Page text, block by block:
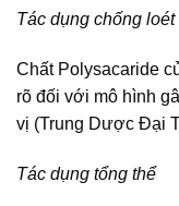
Tác dụng chống loét
Chất Polysacaride
rõ đối với mô hình
vị (Trung Dược Đại
Tác dụng tổng thể